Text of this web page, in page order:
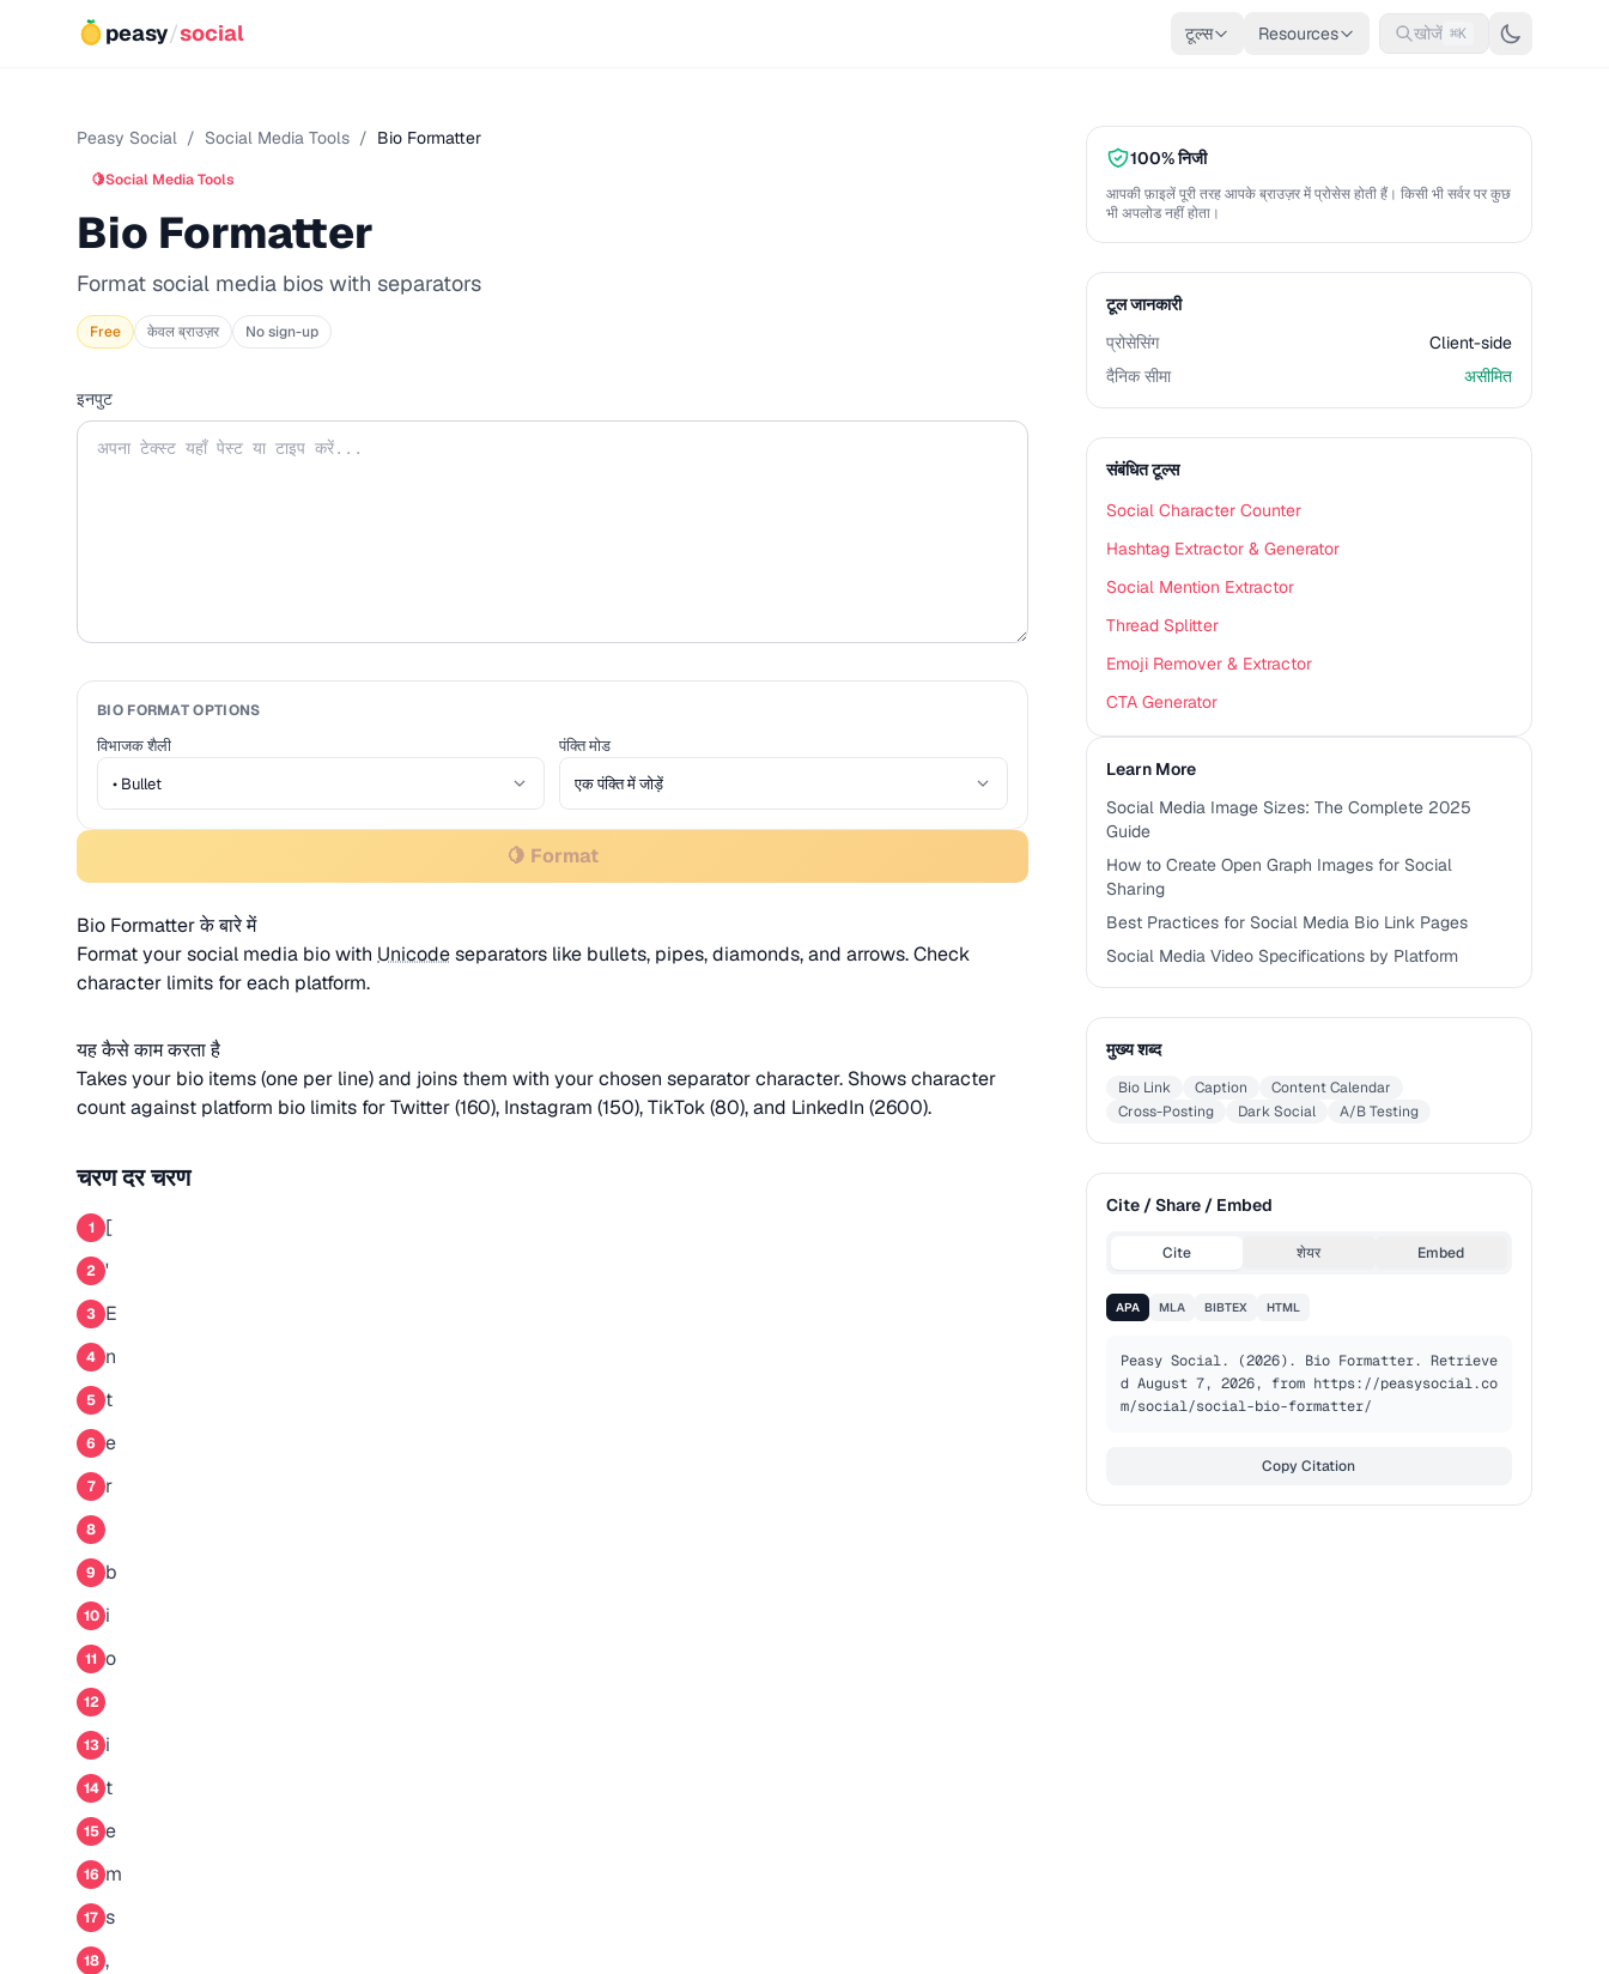
peasy/social टूल्स Resources खोजें ⌘K
Peasy Social / Social Media Tools / Bio Formatter
🍋Social Media Tools
Bio Formatter
Format social media bios with separators
Free केवल ब्राउज़र No sign-up
इनपुट
BIO FORMAT OPTIONS
विभाजक शैली पंक्ति मोड
🍋 Format
Bio Formatter के बारे में
Format your social media bio with Unicodeseparators like bullets, pipes, diamonds, and arrows. Check
character limits for each platform.
यह कैसे काम करता है
Takes your bio items (one per line) and joins them with your chosen separator character. Shows character
count against platform bio limits for Twitter (160), Instagram (150), TikTok (80), and LinkedIn (2600).
चरण दर चरण
1 [
2 '
3 E
4 n
5 t
6 e
7 r
8
9 b
10 i
11 o
12
13 i
14 t
15 e
16 m
17 s
18 ,
100% निजी
आपकी फ़ाइलें पूरी तरह आपके ब्राउज़र में प्रोसेस होती हैं। किसी भी सर्वर पर कुछ
भी अपलोड नहीं होता।
टूल जानकारी
प्रोसेसिंग
Client-side
दैनिक सीमा
असीमित
संबंधित टूल्स
Social Character Counter
Hashtag Extractor & Generator
Social Mention Extractor
Thread Splitter
Emoji Remover & Extractor
CTA Generator
Learn More
Social Media Image Sizes: The Complete 2025
Guide
How to Create Open Graph Images for Social
Sharing
Best Practices for Social Media Bio Link Pages
Social Media Video Specifications by Platform
मुख्य शब्द
Bio Link Caption
Content Calendar
Cross-Posting
Dark Social A/B Testing
Cite / Share / Embed
Cite शेयर Embed
APA MLA BIBTEX HTML
Peasy Social. (2026). Bio Formatter. Retrieve
d August 7, 2026, from https://peasysocial.co
m/social/social-bio-formatter/
Copy Citation